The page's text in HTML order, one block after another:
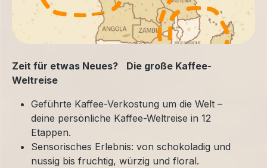
Zeit für etwas Neues? Die große Kaffee-
Weltreise
Geführte Kaffee-Verkostung um die Welt –
deine persönliche Kaffee-Weltreise in 12
Etappen.
Sensorisches Erlebnis: von schokoladig und
nussig bis fruchtig, würzig und floral.